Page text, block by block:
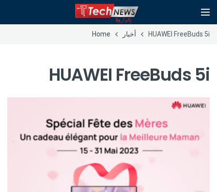
HUAWEI FreeBuds 5i أخبار Home
HUAWEI FreeBuds 5i